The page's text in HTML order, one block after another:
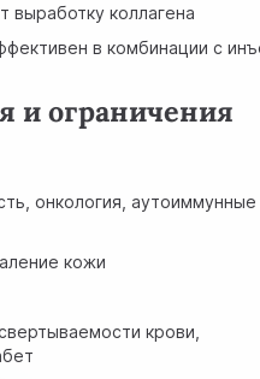
выработку коллагена
в комбинации с
и ограничения
онкология, аутоиммунные
кожи
крови,